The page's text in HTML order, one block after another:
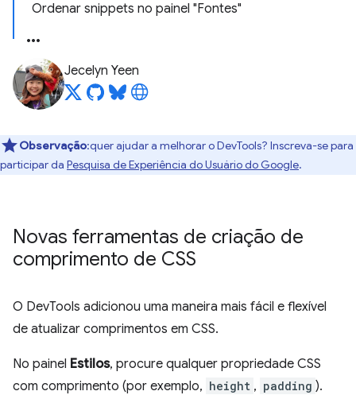
Ordenar snippets no painel "Fontes"
Jecelyn Yeen
Observação:quer ajudar a melhorar o DevTools? Inscreva-se para
participar da Pesquisa de Experiência do Usuário do Google.
Novas ferramentas de criação de
comprimento de CSS
O DevTools adicionou uma maneira mais fácil e flexível
de atualizar comprimentos em CSS.
No painel Estilos, procure qualquer propriedade CSS
com comprimento (por exemplo, height , padding ).